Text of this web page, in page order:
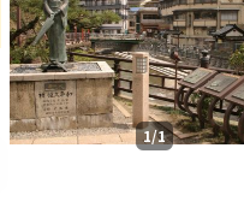
1/1